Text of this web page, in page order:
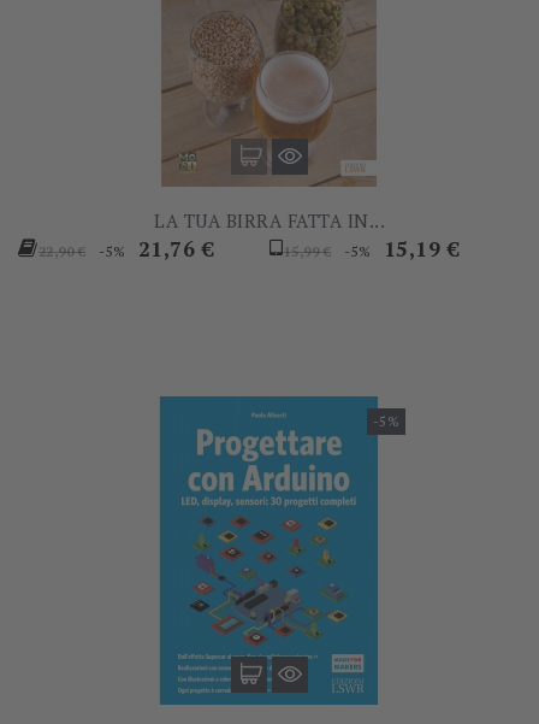
LA TUA BIRRA FATTA IN...
Prezzo
22,90 € -5% Prezzo
21,76 €
Prezzo
15,99 € -5% Prezzo
15,19 €
-5%